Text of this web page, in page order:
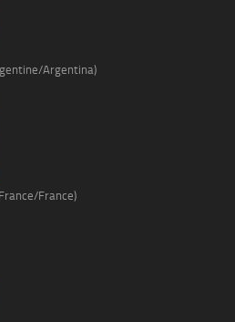
Argentina)
France)